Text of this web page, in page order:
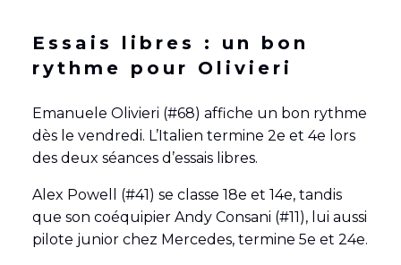
Essais libres : un bon
rythme pour Olivieri
Emanuele Olivieri (#68) affiche un bon rythme
dès le vendredi. L’Italien termine 2e et 4e lors
des deux séances d’essais libres.
Alex Powell (#41) se classe 18e et 14e, tandis
que son coéquipier Andy Consani (#11), lui aussi
pilote junior chez Mercedes, termine 5e et 24e.